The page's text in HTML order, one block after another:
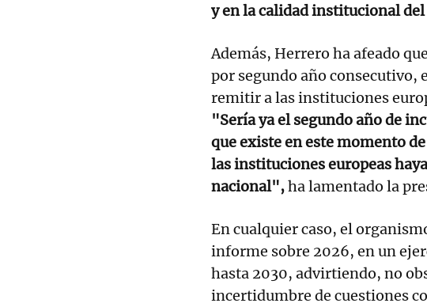
y en la calidad institucional del
Además, Herrero ha afeado
por segundo año consecutivo,
remitir a las instituciones
"Sería ya el segundo año de
que existe en este momento
las instituciones europeas
nacional",ha lamentado la
En cualquier caso, el
informe sobre 2026, en un
hasta 2030, advirtiendo, no
incertidumbre de cuestiones